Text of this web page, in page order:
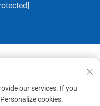
เต่า นูทริวิท ไบโอเท็ค
เป็นส่วนตัว
our services. If you
cookies.